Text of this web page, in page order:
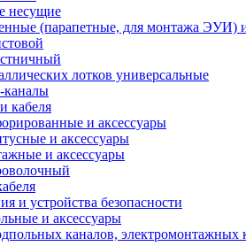
несущие
(парапетные, для монтажа ЭУИ)
лотков универсальные
каналы
кабеля
и аксессуары
и аксессуары
и аксессуары
и устройства безопасности
и аксессуары
каналов, электромонтажных